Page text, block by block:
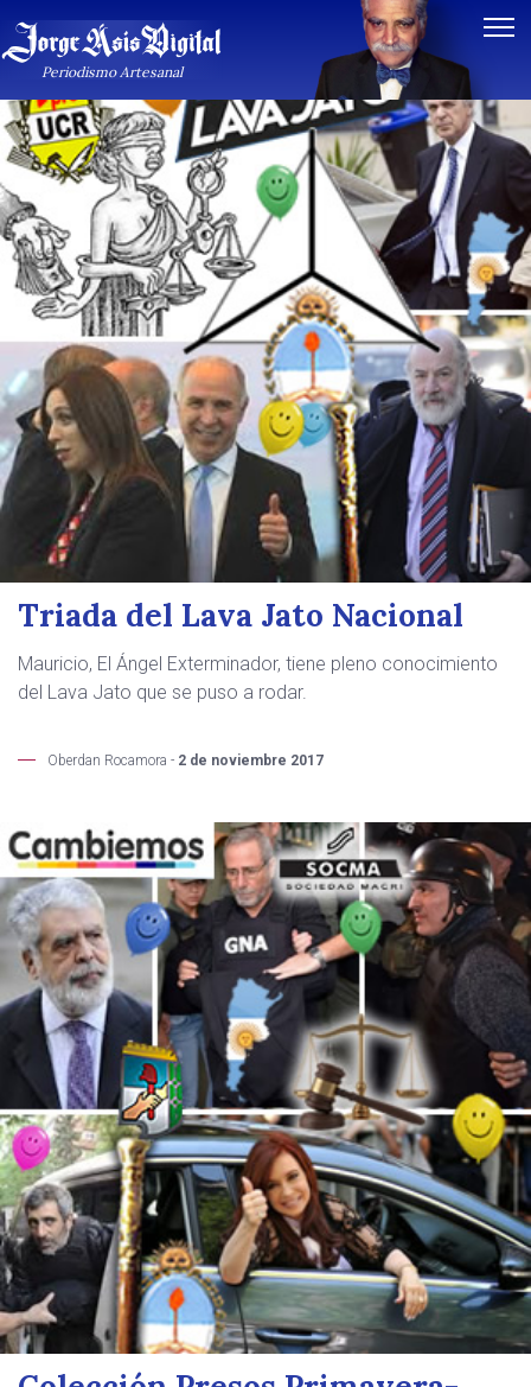
Periodismo Artesanal
Triada del Lava Jato Nacional
Mauricio, El Ángel Exterminador, tiene pleno conocimiento
del Lava Jato que se puso a rodar.
Oberdan Rocamora - 2 de noviembre 2017